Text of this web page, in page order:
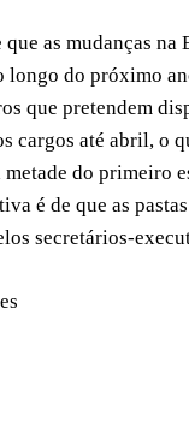
as mudanças na
longo do próximo
que pretendem
cargos até abril, o
do primeiro
é de que as
secretários-